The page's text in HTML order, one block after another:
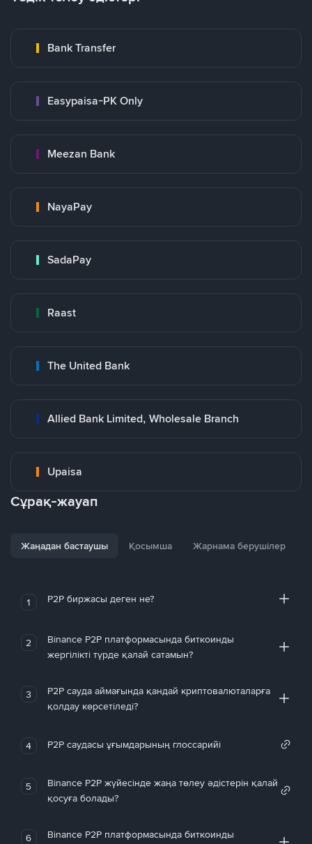
Bank Transfer
Easypaisa-PK Only
Meezan Bank
NayaPay
SadaPay
Raast
The United Bank
Allied Bank Limited, Wholesale Branch
Upaisa
Сұрақ-жауап
Жаңадан бастаушы Қосымша Жарнама берушілер
1 P2P биржасы деген не?
2
Binance P2P платформасында биткоинды
жергілікті түрде қалай сатамын?
3
P2P сауда аймағында қандай криптовалюталарға
қолдау көрсетіледі?
4 P2P саудасы ұғымдарының глоссарийі
5
Binance P2P жүйесінде жаңа төлеу әдістерін қалай
қосуға болады?
6
Binance P2P платформасында биткоинды